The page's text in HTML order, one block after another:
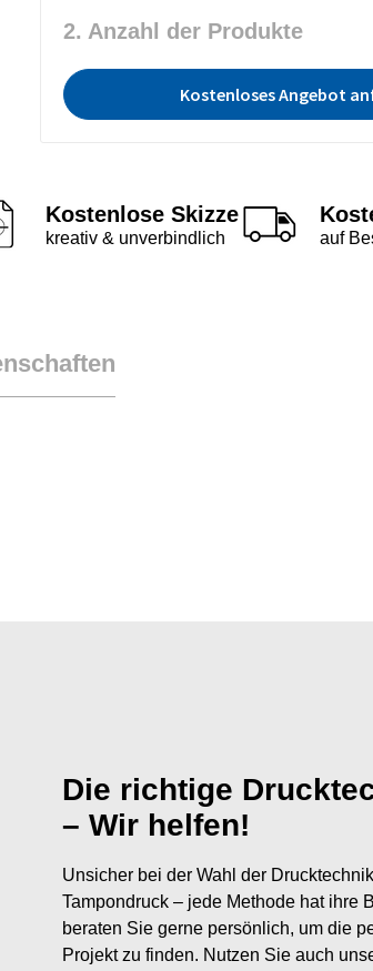
2. Anzahl der Produkte
Kostenloses Angebot
Kostenlose Skizze
kreativ & unverbindlich auf
Die richtige
– Wir helfen!
Unsicher bei der Wahl der
Tampondruck – jede Methode hat ihre
beraten Sie gerne persönlich, um die
Projekt zu finden. Nutzen Sie auch